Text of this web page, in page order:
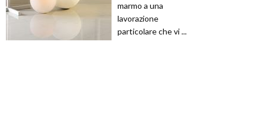
marmo a una
lavorazione
particolare che vi ...